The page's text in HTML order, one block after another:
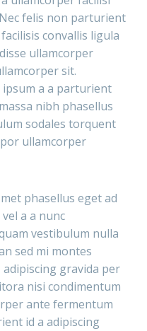
felis non parturient
convallis ligula
ullamcorper
sit.
a a parturient
nibh phasellus
sodales torquent
ullamcorper
phasellus eget ad
a a nunc
vestibulum nulla
sed mi montes
gravida per
nisi condimentum
ante fermentum
id a adipiscing